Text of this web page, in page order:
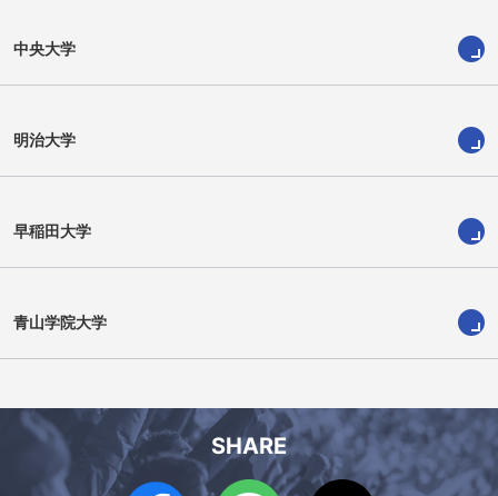
中央大学
明治大学
早稲田大学
青山学院大学
SHARE